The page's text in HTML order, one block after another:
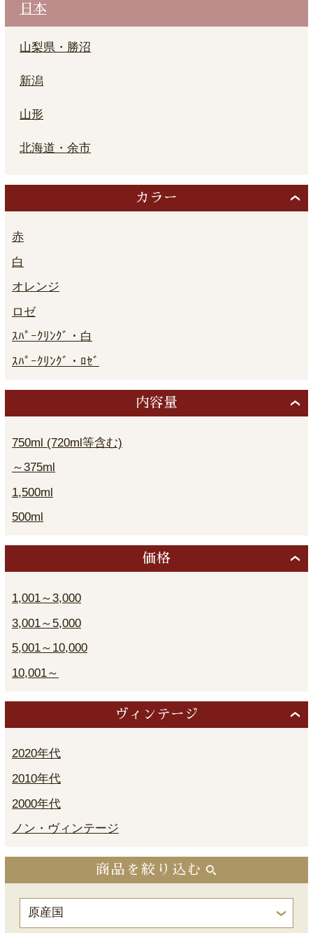
日本
山梨県・勝沼
新潟
山形
北海道・余市
カラー
赤
白
オレンジ
ロゼ
ｽﾊﾟｰｸﾘﾝｸﾞ・白
ｽﾊﾟｰｸﾘﾝｸﾞ・ﾛｾﾞ
内容量
750ml (720ml等含む)
～375ml
1,500ml
500ml
価格
1,001～3,000
3,001～5,000
5,001～10,000
10,001～
ヴィンテージ
2020年代
2010年代
2000年代
ノン・ヴィンテージ
商品を絞り込む